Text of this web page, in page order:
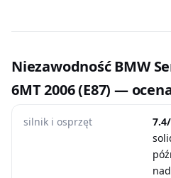
Niezawodność BMW
6MT 2006 (E87) —
silnik i osprzęt